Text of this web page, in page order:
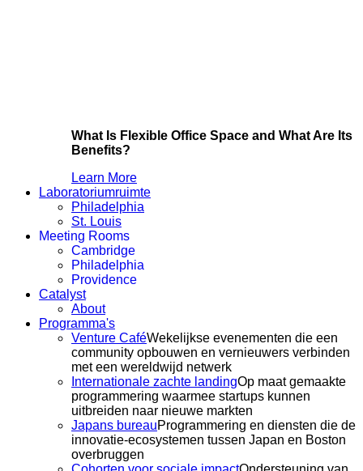
What Is Flexible Office Space and What Are Its
Benefits?
Learn More
Laboratoriumruimte
Philadelphia
St. Louis
Meeting Rooms
Cambridge
Philadelphia
Providence
Catalyst
About
Programma's
Venture CaféWekelijkse evenementen die een
community opbouwen en vernieuwers verbinden
met een wereldwijd netwerk
Internationale zachte landingOp maat gemaakte
programmering waarmee startups kunnen
uitbreiden naar nieuwe markten
Japans bureauProgrammering en diensten die de
innovatie-ecosystemen tussen Japan en Boston
overbruggen